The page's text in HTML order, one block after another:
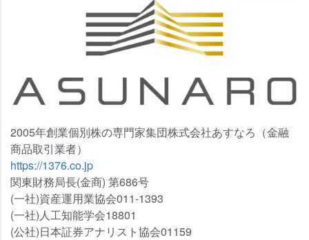
2005年創業個別株の専門家集団株式会社あすなろ（金融
商品取引業者）
https://1376.co.jp
関東財務局長(金商) 第686号
(一社)資産運用業協会011-1393
(一社)人工知能学会18801
(公社)日本証券アナリスト協会01159